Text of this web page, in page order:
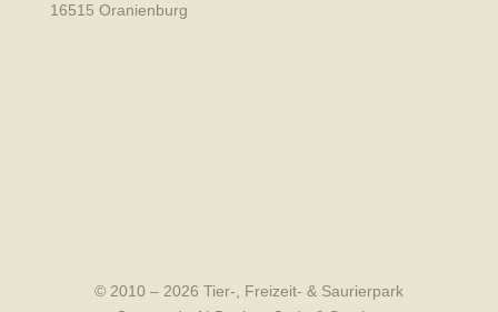
16515 Oranienburg
© 2010 – 2026 Tier-, Freizeit- & Saurierpark